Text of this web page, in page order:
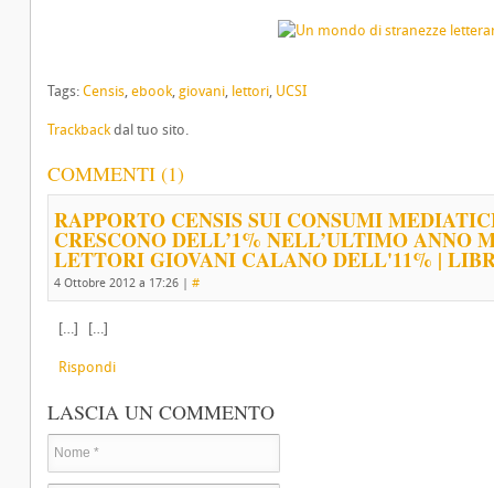
Tags: Censis, ebook, giovani, lettori, UCSI
Trackbackdal tuo sito.
COMMENTI (1)
RAPPORTO CENSIS SUI CONSUMI
CRESCONO DELL’1% NELL’ULTIMO ANNO
LETTORI GIOVANI CALANO DELL'11% |
4 Ottobre 2012 a 17:26 | #
[…] […]
Rispondi
LASCIA UN COMMENTO